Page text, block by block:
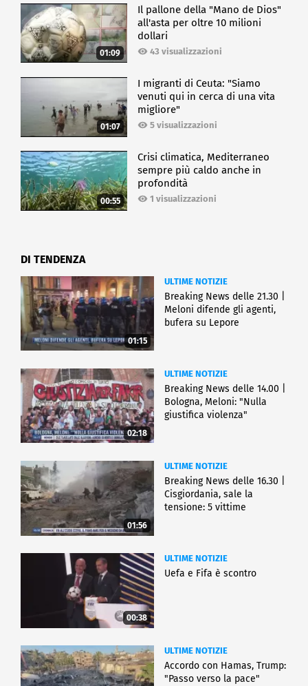
01:09
Il pallone della "Mano de Dios"
all'asta per oltre 10 milioni
dollari
43 visualizzazioni
01:07
I migranti di Ceuta: "Siamo
venuti qui in cerca di una vita
migliore"
5 visualizzazioni
00:55
Crisi climatica, Mediterraneo
sempre più caldo anche in
profondità
1 visualizzazioni
DI TENDENZA
01:15
ULTIME NOTIZIE
Breaking News delle 21.30 |
Meloni difende gli agenti,
bufera su Lepore
02:18
ULTIME NOTIZIE
Breaking News delle 14.00 |
Bologna, Meloni: "Nulla
giustifica violenza"
01:56
ULTIME NOTIZIE
Breaking News delle 16.30 |
Cisgiordania, sale la
tensione: 5 vittime
00:38
ULTIME NOTIZIE
Uefa e Fifa è scontro
ULTIME NOTIZIE
Accordo con Hamas, Trump:
"Passo verso la pace"